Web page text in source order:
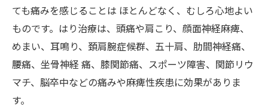
ても痛みを感じることは ほとんどなく、むしろ心地よい
ものです。はり治療は、頭痛や肩こり、顔面神経麻痺、
めまい、耳鳴り、頚肩腕症候群、五十肩、肋間神経痛、
腰痛、坐骨神経 痛、膝関節痛、スポーツ障害、関節リウ
マチ、脳卒中などの痛みや麻痺性疾患に効果がありま
す。